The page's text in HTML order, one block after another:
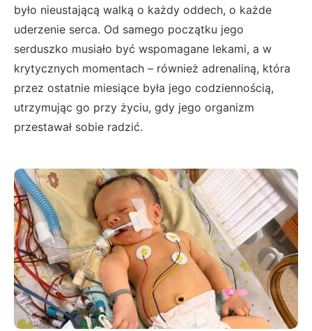
było nieustającą walką o każdy oddech, o każde
uderzenie serca. Od samego początku jego
serduszko musiało być wspomagane lekami, a w
krytycznych momentach – również adrenaliną, która
przez ostatnie miesiące była jego codziennością,
utrzymując go przy życiu, gdy jego organizm
przestawał sobie radzić.